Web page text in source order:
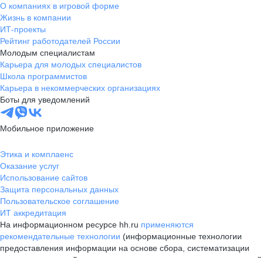
О компаниях в игровой форме
Жизнь в компании
ИТ-проекты
Рейтинг работодателей России
Молодым специалистам
Карьера для молодых специалистов
Школа программистов
Карьера в некоммерческих организациях
Боты для уведомлений
Мобильное приложение
Этика и комплаенс
Оказание услуг
Использование сайтов
Защита персональных данных
Пользовательское соглашение
ИТ аккредитация
На информационном ресурсе hh.ru применяются
рекомендательные технологии (информационные технологии
предоставления информации на основе сбора, систематизации